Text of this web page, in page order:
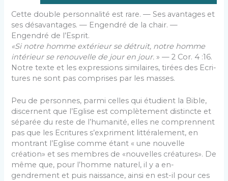
Cette double personnalité est rare. — Ses avantages et
ses désavantages. — Engendré de la chair. —
Engendré de l’Esprit.
«Si notre homme extérieur se détruit, notre homme
intérieur se renouvelle de jour en jour. » — 2 Cor. 4 :16.
Notre texte et les expressions similaires, tirées des Ecri­
tures ne sont pas comprises par les masses.
Peu de personnes, parmi celles qui étudient la Bible,
dis­cernent que l’Eglise est complètement distincte et
séparée du reste de l’humanité, elles ne comprennent
pas que les Ecritures s’expriment littéralement, en
montrant l’Eglise comme étant « une nouvelle
création» et ses membres de «nouvelles créatures». De
même que, pour l’homme naturel, il y a en­
gendrement et puis naissance, ainsi en est-il pour ces